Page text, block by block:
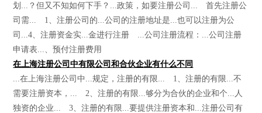
划...？但又不知如何下手？...政策，如要注册公司... 首先注册公
司需... 1、注册公司的...公司的注册地址是...也可以注册为公
司...4、注册资金实...金进行注册 ...公司注册流程：...公司注册
申请表...、预付注册费用
在上海注册公司中有限公司和合伙企业有什么不同
...在上海注册公司中...规定，注册的有限... 1、注册的有限...不
需要注册资本，... 2、注册的有限...够分为合伙的企业和个...人
独资的企业... 3、注册的有限...要提供注册资本和...注册公司有